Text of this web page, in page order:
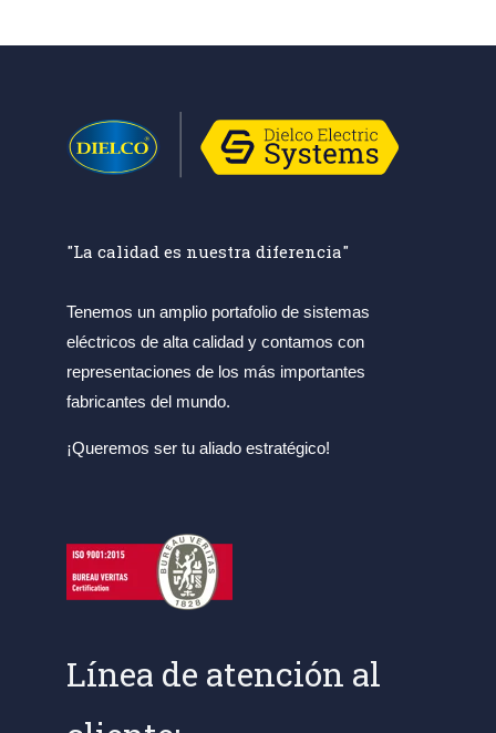
"La calidad es nuestra diferencia"
Tenemos un amplio portafolio de sistemas
eléctricos de alta calidad y contamos con
representaciones de los más importantes
fabricantes del mundo.
¡Queremos ser tu aliado estratégico!
Línea de atención al